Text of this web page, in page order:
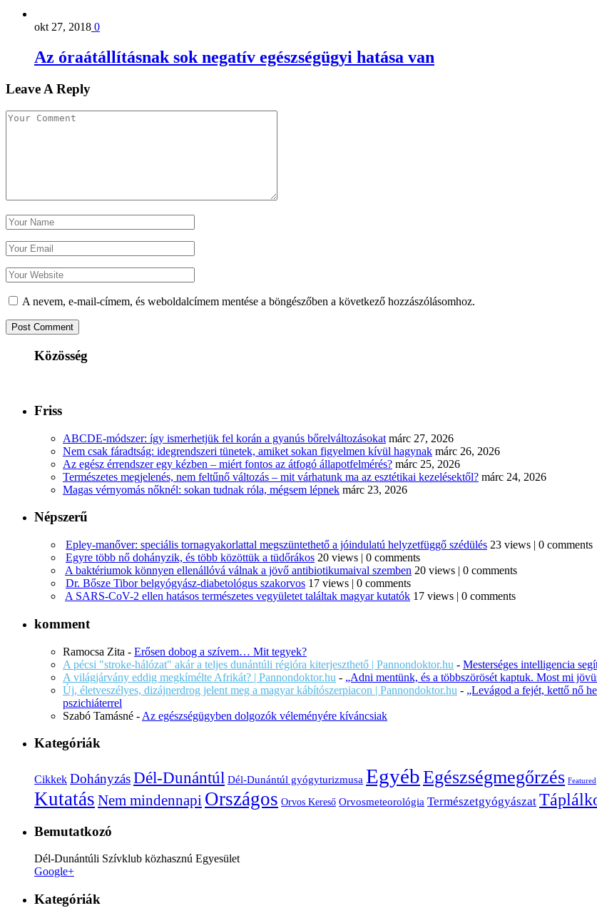
okt 27, 2018 0
Az óraátállításnak sok negatív egészségügyi hatása van
Leave A Reply
A nevem, e-mail-címem, és weboldalcímem mentése a böngészőben a következő hozzászólásomhoz.
Közösség
Friss
ABCDE‑módszer: így ismerhetjük fel korán a gyanús bőrelváltozásokat márc 27, 2026
Nem csak fáradtság: idegrendszeri tünetek, amiket sokan figyelmen kívül hagynak márc 26, 2026
Az egész érrendszer egy kézben – miért fontos az átfogó állapotfelmérés? márc 25, 2026
Természetes megjelenés, nem feltűnő változás – mit várhatunk ma az esztétikai kezelésektől? márc 24, 2026
Magas vérnyomás nőknél: sokan tudnak róla, mégsem lépnek márc 23, 2026
Népszerű
Epley-manőver: speciális tornagyakorlattal megszüntethető a jóindulatú helyzetfüggő szédülés 23 views | 0 comments
Egyre több nő dohányzik, és több közöttük a tüdőrákos 20 views | 0 comments
A baktériumok könnyen ellenállóvá válnak a jövő antibiotikumaival szemben 20 views | 0 comments
Dr. Bősze Tibor belgyógyász-diabetológus szakorvos 17 views | 0 comments
A SARS-CoV-2 ellen hatásos természetes vegyületet találtak magyar kutatók 17 views | 0 comments
komment
Ramocsa Zita - Erősen dobog a szívem… Mit tegyek?
A pécsi "stroke-hálózat" akár a teljes dunántúli régióra kiterjeszthető | Pannondoktor.hu - Mesterséges intelligencia
A világjárvány eddig megkímélte Afrikát? | Pannondoktor.hu - „Adni mentünk, és a többszörösét kaptuk. Most mi
Új, életveszélyes, dizájnerdrog jelent meg a magyar kábítószerpiacon | Pannondoktor.hu - „Levágod a fejét, kettő nő
pszichiáterrel
Szabó Tamásné - Az egészségügyben dolgozók véleményére kíváncsiak
Kategóriák
Cikkek DohányzásDél-Dunántúl Dél-Dunántúl gyógyturizmusa EgyébEgészségmegőrzés Featured
Kutatás Nem mindennapi Országos Orvos Kereső Orvosmeteorológia Természetgyógyászat
Bemutatkozó
Dél-Dunántúli Szívklub közhasznú Egyesület
Google+
Kategóriák